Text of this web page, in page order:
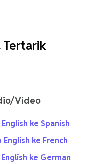
Tertarik
Video
ke Spanish
ke French
ke German